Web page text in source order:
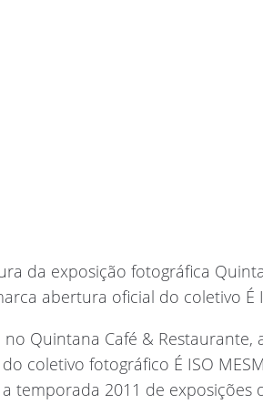
da exposição fotográfica
abertura oficial do coletivo É
Quintana Café & Restaurante,
coletivo fotográfico É ISO
temporada 2011 de exposições